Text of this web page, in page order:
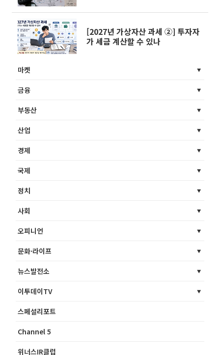
[2027년 가상자산 과세 ②] 투자자
가 세금 계산할 수 있나
마켓
금융
부동산
산업
경제
국제
정치
사회
오피니언
문화·라이프
뉴스발전소
이투데이TV
스페셜리포트
Channel 5
위너스IR클럽